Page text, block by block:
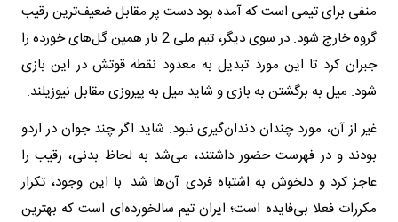
منفی برای تیمی است که آمده بود دست پر مقابل ضعیف‌ترین رقیب
گروه خارج شود. در سوی دیگر، تیم ملی 2 بار همین گل‌های خورده را
جبران کرد تا این مورد تبدیل به معدود نقطه قوتش در این بازی
شود. میل به برگشتن به بازی و شاید میل به پیروزی مقابل نیوزیلند.
غیر از آن، مورد چندان دندان‌گیری نبود. شاید اگر چند جوان در اردو
بودند و در فهرست حضور داشتند، می‌شد به لحاظ بدنی، رقیب را
عاجز کرد و دلخوش به اشتباه فردی آن‌ها شد. با این وجود، تکرار
مکررات فعلا بی‌فایده است؛ ایران تیم سالخورده‌ای است که بهترین